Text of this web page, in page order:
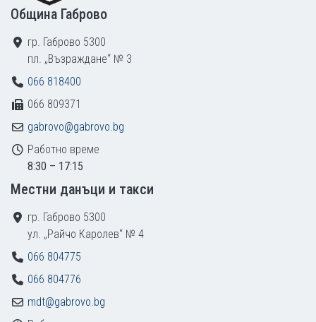
Община Габрово
гр. Габрово 5300
пл. „Възраждане“ № 3
066 818400
066 809371
gabrovo@gabrovo.bg
Работно време
8:30 – 17:15
Местни данъци и такси
гр. Габрово 5300
ул. „Райчо Каролев“ № 4
066 804775
066 804776
mdt@gabrovo.bg